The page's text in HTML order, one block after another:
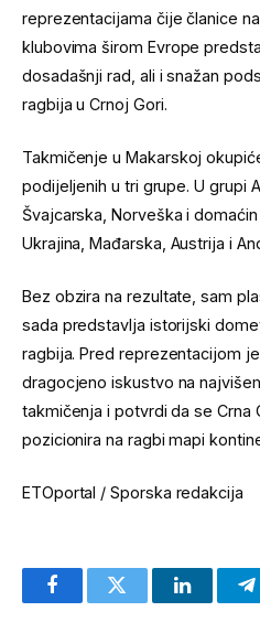
reprezentacijama čije članice
klubovima širom Evrope
dosadašnji rad, ali i snažan
ragbija u Crnoj Gori.
Takmičenje u Makarskoj
podijeljenih u tri grupe. U grupi
Švajcarska, Norveška i
Ukrajina, Mađarska, Austrija i
Bez obzira na rezultate, sam
sada predstavlja istorijski
ragbija. Pred reprezentacijom
dragocjeno iskustvo na
takmičenja i potvrdi da se Crna
pozicionira na ragbi mapi
ETOportal / Sporska redakcija
FacebookTwitter LinkedIn